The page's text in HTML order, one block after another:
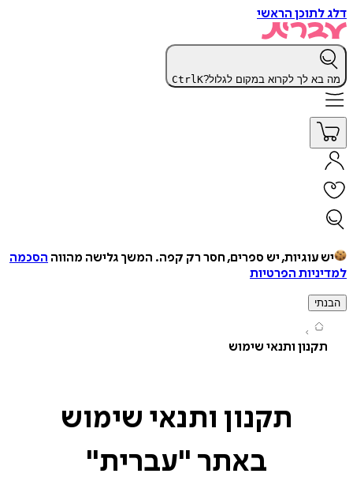
הראשי
לך לקרוא במקום לגלול? CtrlK
עוגיות, יש ספרים, חסר רק קפה. המשך גלישה מהווההסכמה
הפרטיות
ותנאי שימוש
תקנוןותנאישימוש
באתר"עברית"